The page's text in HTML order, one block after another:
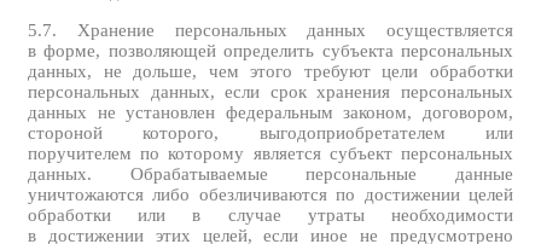
5.7. Хранение персональных данных осуществляется
в форме, позволяющей определить субъекта персональных
данных, не дольше, чем этого требуют цели обработки
персональных данных, если срок хранения персональных
данных не установлен федеральным законом, договором,
стороной которого, выгодоприобретателем или
поручителем по которому является субъект персональных
данных. Обрабатываемые персональные данные
уничтожаются либо обезличиваются по достижении целей
обработки или в случае утраты необходимости
в достижении этих целей, если иное не предусмотрено